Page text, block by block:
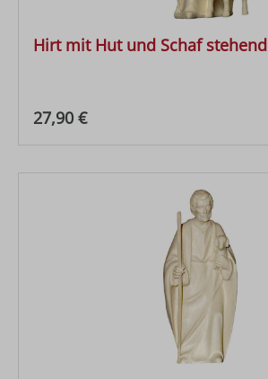
Hirt mit Hut und Schaf stehend
Regulärer Preis:
27,90 €